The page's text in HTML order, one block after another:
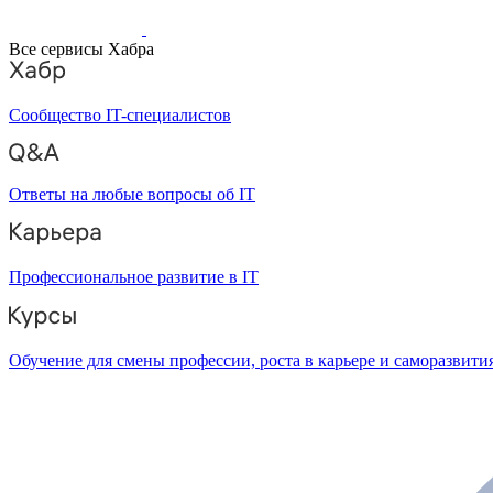
Все сервисы Хабра
Сообщество IT-специалистов
Ответы на любые вопросы об IT
Профессиональное развитие в IT
Обучение для смены профессии, роста в карьере и